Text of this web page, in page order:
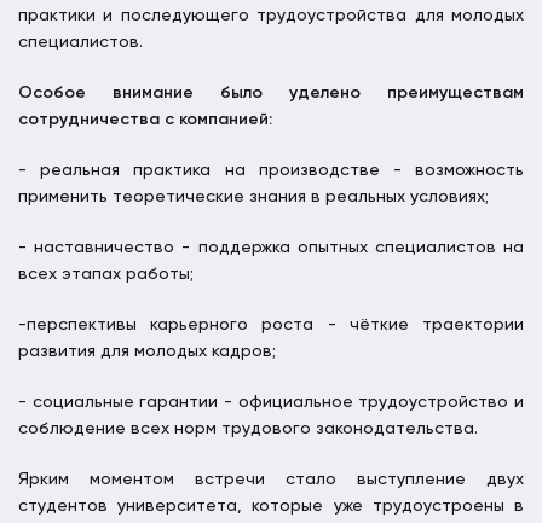
практики и последующего трудоустройства для молодых
специалистов.
Особое внимание было уделено преимуществам
сотрудничества с компанией:
- реальная практика на производстве - возможность
применить теоретические знания в реальных условиях;
- наставничество - поддержка опытных специалистов на
всех этапах работы;
-перспективы карьерного роста - чёткие траектории
развития для молодых кадров;
- социальные гарантии - официальное трудоустройство и
соблюдение всех норм трудового законодательства.
Ярким моментом встречи стало выступление двух
студентов университета, которые уже трудоустроены в